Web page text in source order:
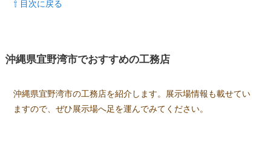
築に関わるほとんどの工程を完結しているため、コストを
＼タマホームの口コミ評判／
スクロールできます
⇧ 目次に戻る
沖縄県宜野湾市でおすすめの工務店
沖縄県宜野湾市の工務店を紹介します。展示場情報も載せてい
ますので、ぜひ展示場へ足を運んでみてください。